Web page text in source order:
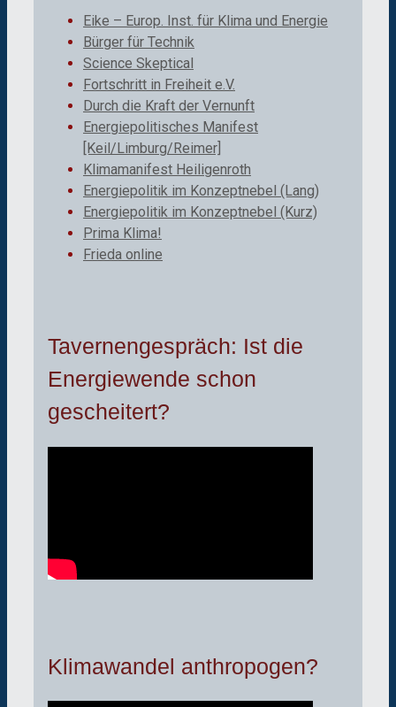
Eike – Europ. Inst. für Klima und Energie
Bürger für Technik
Science Skeptical
Fortschritt in Freiheit e.V.
Durch die Kraft der Vernunft
Energiepolitisches Manifest
[Keil/Limburg/Reimer]
Klimamanifest Heiligenroth
Energiepolitik im Konzeptnebel (Lang)
Energiepolitik im Konzeptnebel (Kurz)
Prima Klima!
Frieda online
Tavernengespräch: Ist die
Energiewende schon
gescheitert?
Klimawandel anthropogen?